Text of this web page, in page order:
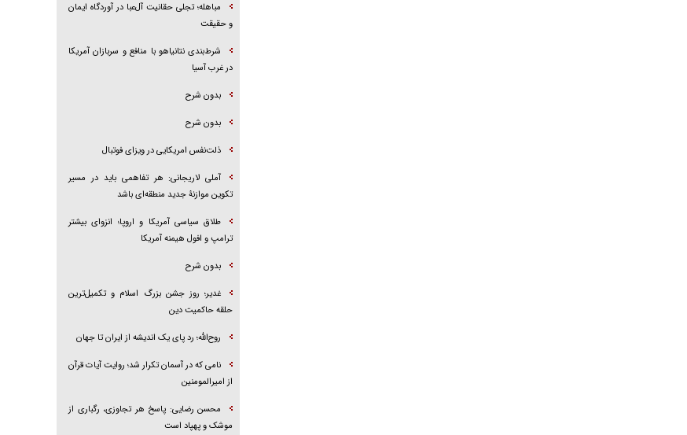
مباهله؛ تجلی حقانیت آل‌عبا در آوردگاه ایمان
و حقیقت
شرط‌بندی نتانیاهو با منافع و سربازان آمریکا
در غرب آسیا
بدون شرح
بدون شرح
ذلت‌نفس امریکایی در ویزای فوتبال
آملی لاریجانی: هر تفاهمی باید در مسیر
تکوین موازنۀ جدید منطقه‌ای باشد
طلاق سیاسی آمریکا و اروپا؛ انزوای بیشتر
ترامپ و افول هیمنه آمریکا
بدون شرح
غدیر؛ روز جشن بزرگ اسلام و تکمیل‌ترین
حلقه حاکمیت دین
روح‌الله؛ رد پای یک اندیشه از ایران تا جهان
نامی که در آسمان تکرار شد؛ روایت آیات قرآن
از امیرالمومنین
محسن رضایی: پاسخ هر تجاوزی، رگباری از
موشک و پهپاد است